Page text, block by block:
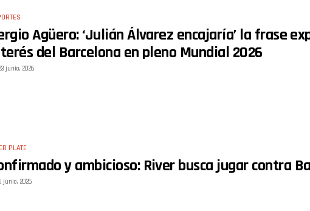
Agüero: ‘Julián Álvarez encajaría’ la frase
del Barcelona en pleno Mundial 2026
junio, 2026
PLATE
y ambicioso: River busca jugar contra
junio, 2026